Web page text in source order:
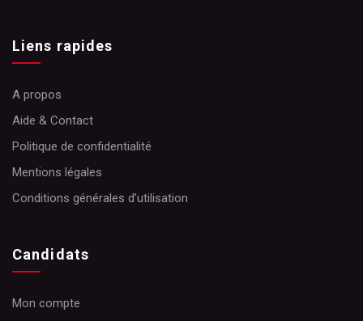
Liens rapides
A propos
Aide & Contact
Politique de confidentialité
Mentions légales
Conditions générales d’utilisation
Candidats
Mon compte